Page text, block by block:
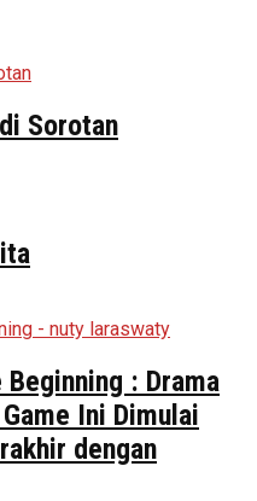
Sorotan
: Drama
Ini Dimulai
dengan